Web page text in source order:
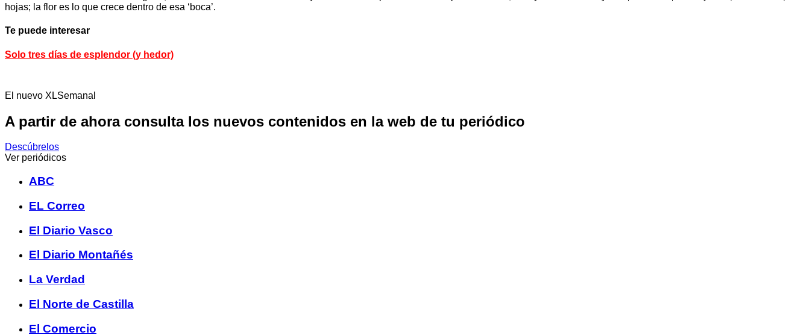
hojas; la flor es lo que crece dentro de esa ‘boca’.
Te puede interesar
Solo tres días de esplendor (y hedor)
El nuevo XLSemanal
A partir de ahora consulta los nuevos contenidos en la web de tu periódico
Descúbrelos
Ver periódicos
ABC
EL Correo
El Diario Vasco
El Diario Montañés
La Verdad
El Norte de Castilla
El Comercio